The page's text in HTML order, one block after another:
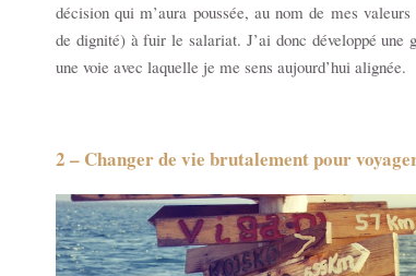
décision qui m’aura poussée, au nom de mes
de dignité) à fuir le salariat. J’ai donc développé une
une voie avec laquelle je me sens aujourd’hui alignée.
2 – Changer de vie brutalement pour